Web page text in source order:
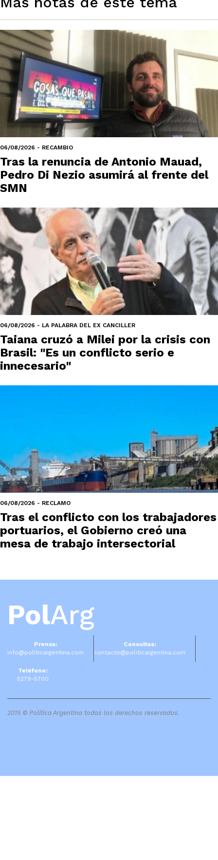
06/08/2026 - RECAMBIO
Tras la renuncia de Antonio Mauad,
Pedro Di Nezio asumirá al frente del
SMN
06/08/2026 - LA PALABRA DEL EX CANCILLER
Taiana cruzó a Milei por la crisis con
Brasil: "Es un conflicto serio e
innecesario"
06/08/2026 - RECLAMO
Tras el conflicto con los trabajadores
portuarios, el Gobierno creó una
mesa de trabajo intersectorial
PolArg
Prensa:
info@politicargentina.com
Consultas:
contacto@politicargentina.com
Teléfono:
5279-5700
2015 © Política Argentina todos los derechos reservados.